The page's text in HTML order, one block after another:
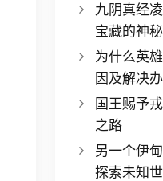
九阴真经
宝藏的神
为什么英
因及解决
国王赐予
之路
另一个伊
探索未知